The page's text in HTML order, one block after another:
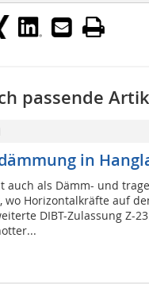
passende
in
auch als Dämm- und
wo Horizontalkräfte auf
DIBT-Zulassung Z-